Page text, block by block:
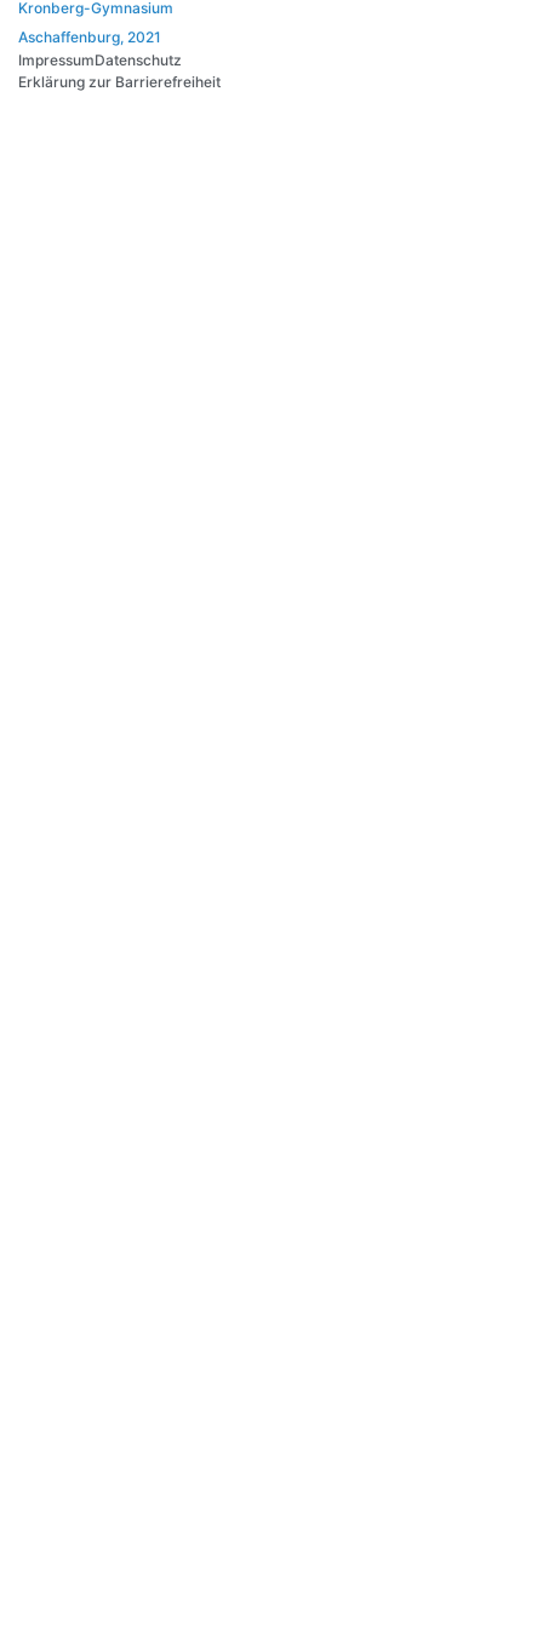
Kronberg-Gymnasium
Aschaffenburg, 2021
ImpressumDatenschutz
Erklärung zur Barrierefreiheit